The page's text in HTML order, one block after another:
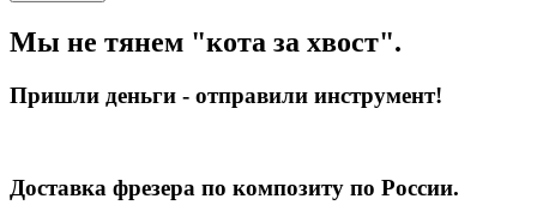
Мы не тянем "кота за хвост".
Пришли деньги - отправили инструмент!
Доставка фрезера по композиту по России.